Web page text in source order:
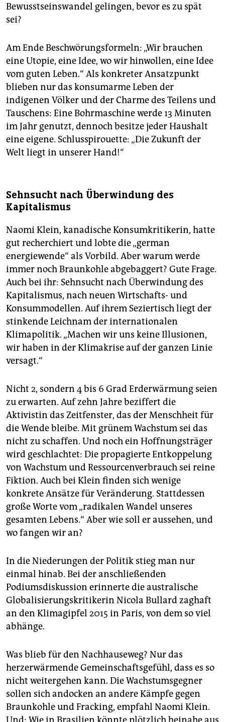
Bewusstseinswandel gelingen, bevor es zu spät
sei?
Am Ende Beschwörungsformeln: „Wir brauchen
eine Utopie, eine Idee, wo wir hinwollen, eine Idee
vom guten Leben.“ Als konkreter Ansatzpunkt
blieben nur das konsumarme Leben der
indigenen Völker und der Charme des Teilens und
Tauschens: Eine Bohrmaschine werde 13 Minuten
im Jahr genutzt, dennoch besitze jeder Haushalt
eine eigene. Schlusspirouette: „Die Zukunft der
Welt liegt in unserer Hand!“
Sehnsucht nach Überwindung des
Kapitalismus
Naomi Klein, kanadische Konsumkritikerin, hatte
gut recherchiert und lobte die „german
energiewende“ als Vorbild. Aber warum werde
immer noch Braunkohle abgebaggert? Gute Frage.
Auch bei ihr: Sehnsucht nach Überwindung des
Kapitalismus, nach neuen Wirtschafts- und
Konsummodellen. Auf ihrem Seziertisch liegt der
stinkende Leichnam der internationalen
Klimapolitik. „Machen wir uns keine Illusionen,
wir haben in der Klimakrise auf der ganzen Linie
versagt.“
Nicht 2, sondern 4 bis 6 Grad Erderwärmung seien
zu erwarten. Auf zehn Jahre beziffert die
Aktivistin das Zeitfenster, das der Menschheit für
die Wende bleibe. Mit grünem Wachstum sei das
nicht zu schaffen. Und noch ein Hoffnungsträger
wird geschlachtet: Die propagierte Entkoppelung
von Wachstum und Ressourcenverbrauch sei reine
Fiktion. Auch bei Klein finden sich wenige
konkrete Ansätze für Veränderung. Stattdessen
große Worte vom „radikalen Wandel unseres
gesamten Lebens.“ Aber wie soll er aussehen, und
wo fangen wir an?
In die Niederungen der Politik stieg man nur
einmal hinab. Bei der anschließenden
Podiumsdiskussion erinnerte die australische
Globalisierungskritikerin Nicola Bullard zaghaft
an den Klimagipfel 2015 in Paris, von dem so viel
abhänge.
Was blieb für den Nachhauseweg? Nur das
herzerwärmende Gemeinschaftsgefühl, dass es so
nicht weitergehen kann. Die Wachstumsgegner
sollen sich andocken an andere Kämpfe gegen
Braunkohle und Fracking, empfahl Naomi Klein.